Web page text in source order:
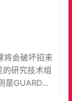
将会破坏招来
研究技术组
是GUARD的
在一次试验